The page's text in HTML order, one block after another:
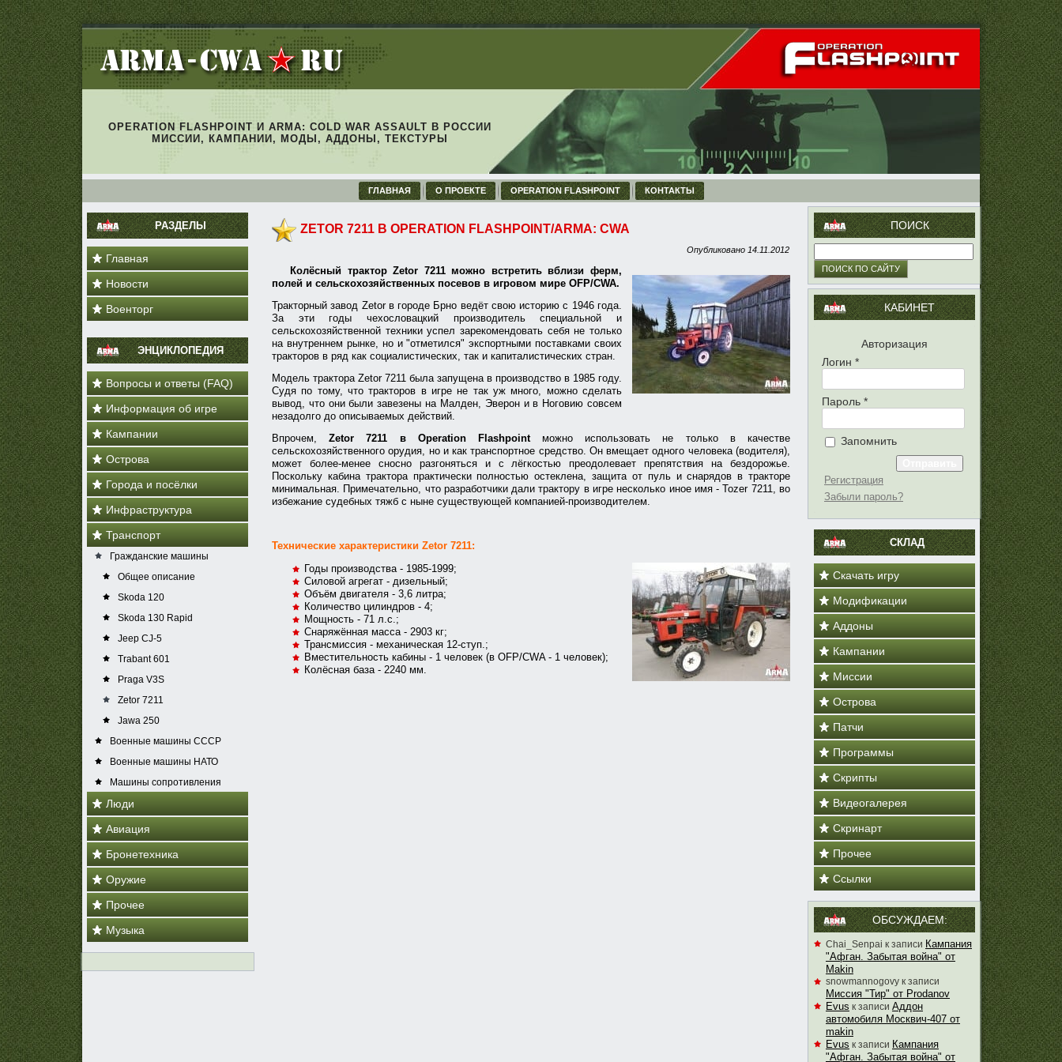
OPERATION FLASHPOINT И ARMA: COLD WAR ASSAULT В РОССИИ
МИССИИ, КАМПАНИИ, МОДЫ, АДДОНЫ, ТЕКСТУРЫ
ГЛАВНАЯ О ПРОЕКТЕ OPERATION FLASHPOINT КОНТАКТЫ
РАЗДЕЛЫ
Главная
Новости
Военторг
ЭНЦИКЛОПЕДИЯ
Вопросы и ответы (FAQ)
Информация об игре
Кампании
Острова
Города и посёлки
Инфраструктура
Транспорт
Гражданские машины
Общее описание
Skoda 120
Skoda 130 Rapid
Jeep CJ-5
Trabant 601
Praga V3S
Zetor 7211
Jawa 250
Военные машины СССР
Военные машины НАТО
Машины сопротивления
Люди
Авиация
Бронетехника
Оружие
Прочее
Музыка
ZETOR 7211 В OPERATION FLASHPOINT/ARMA: CWA
Опубликовано 14.11.2012
Колёсный тракторZetor 7211можно встретить вблизи ферм,
полей и сельскохозяйственных посевов в игровом мире OFP/CWA.
Тракторный завод Zetor в городе Брно ведёт свою историю с 1946 года.
За эти годы чехословацкий производитель специальной и
сельскохозяйственной техники успел зарекомендовать себя не только
на внутреннем рынке, но и "отметился" экспортными поставками своих
тракторов в ряд как социалистических, так и капиталистических стран.
Модель трактора Zetor 7211 была запущена в производство в 1985 году.
Судя по тому, что тракторов в игре не так уж много, можно сделать
вывод, что они были завезены на Малден, Эверон и в Ноговию совсем
незадолго до описываемых действий.
Впрочем,Zetor 7211 в Operation Flashpointможно использовать не только в качестве
сельскохозяйственного орудия, но и как транспортное средство. Он вмещает одного человека (водителя),
может более-менее сносно разгоняться и с лёгкостью преодолевает препятствия на бездорожье.
Поскольку кабина трактора практически полностью остеклена, защита от пуль и снарядов в тракторе
минимальная. Примечательно, что разработчики дали трактору в игре несколько иное имя - Tozer 7211, во
избежание судебных тяжб с ныне существующей компанией-производителем.
Технические характеристики Zetor 7211:
Годы производства - 1985-1999;
Силовой агрегат - дизельный;
Объём двигателя - 3,6 литра;
Количество цилиндров - 4;
Мощность - 71 л.с.;
Снаряжённая масса - 2903 кг;
Трансмиссия - механическая 12-ступ.;
Вместительность кабины - 1 человек (в OFP/CWA - 1 человек);
Колёсная база - 2240 мм.
ПОИСК
КАБИНЕТ
Авторизация
Логин *
Пароль *
Запомнить
Регистрация
Забыли пароль?
СКЛАД
Скачать игру
Модификации
Аддоны
Кампании
Миссии
Острова
Патчи
Программы
Скрипты
Видеогалерея
Скринарт
Прочее
Ссылки
ОБСУЖДАЕМ:
Chai_Senpai к записи Кампания
"Афган. Забытая война" от
Makin
snowmannogovy к записи
Миссия "Тир" от Prodanov
Evus к записи Аддон
автомобиля Москвич-407 от
makin
Evus к записи Кампания
"Афган. Забытая война" от